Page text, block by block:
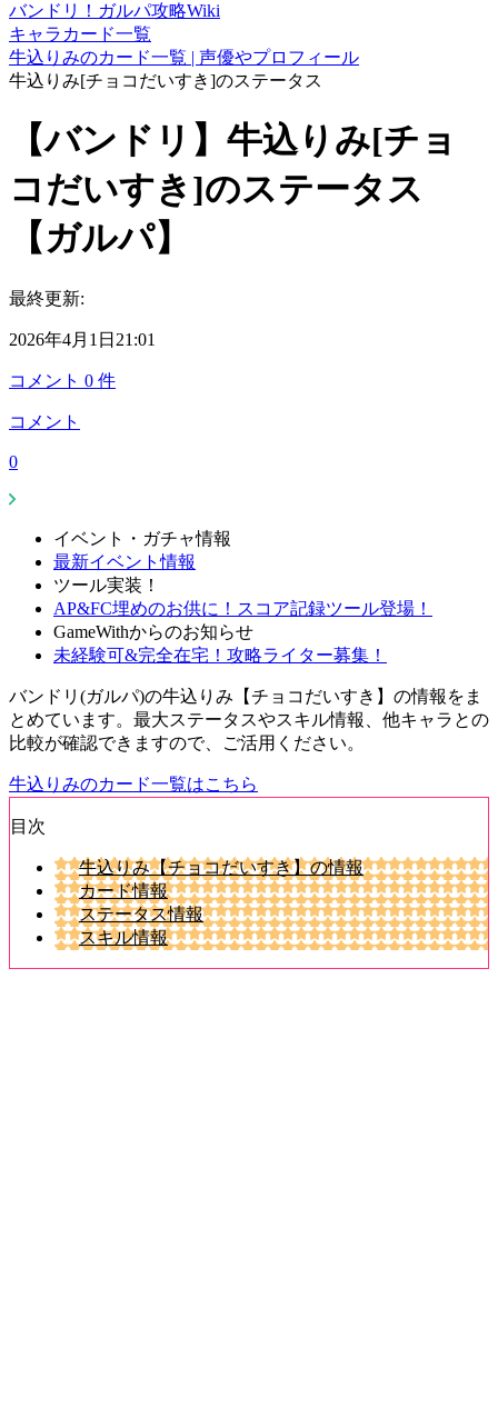
バンドリ！ガルパ攻略Wiki
キャラカード一覧
牛込りみのカード一覧 | 声優やプロフィール
牛込りみ[チョコだいすき]のステータス
【バンドリ】牛込りみ[チョ
コだいすき]のステータス
【ガルパ】
最終更新:
2026年4月1日21:01
コメント 0 件
コメント
0
イベント・ガチャ情報
最新イベント情報
ツール実装！
AP&FC埋めのお供に！スコア記録ツール登場！
GameWithからのお知らせ
未経験可&完全在宅！攻略ライター募集！
バンドリ(ガルパ)の牛込りみ【チョコだいすき】の情報をま
とめています。最大ステータスやスキル情報、他キャラとの
比較が確認できますので、ご活用ください。
牛込りみのカード一覧はこちら
目次
牛込りみ【チョコだいすき】の情報
カード情報
ステータス情報
スキル情報